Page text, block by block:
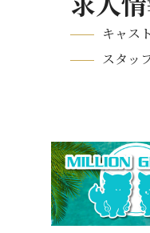
キャス
スタッ